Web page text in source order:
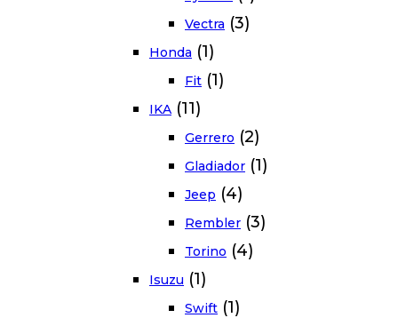
Vectra (3)
Honda (1)
Fit (1)
IKA (11)
Gerrero (2)
Gladiador (1)
Jeep (4)
Rembler (3)
Torino (4)
Isuzu (1)
Swift (1)